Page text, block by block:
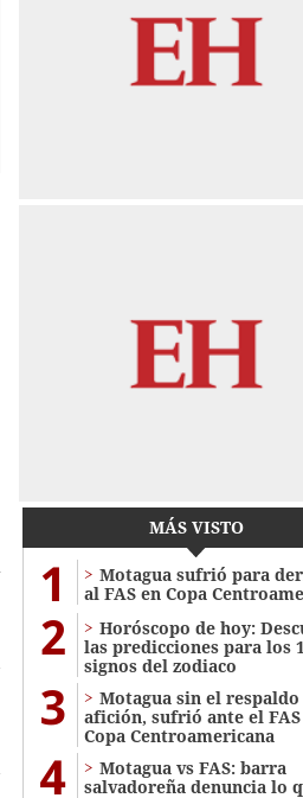
MÁS VISTO
1
Motagua sufrió para
al FAS en Copa
2
Horóscopo de hoy:
las predicciones para los
signos del zodiaco
3
Motagua sin el respaldo
afición, sufrió ante el
Copa Centroamericana
4
Motagua vs FAS: barra
salvadoreña denuncia lo